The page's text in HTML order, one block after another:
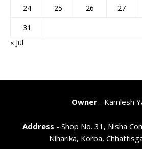
24
25 26 27
31
« Jul
Owner- Kamlesh
Address - Shop No. 31, Nisha
Niharika, Korba,